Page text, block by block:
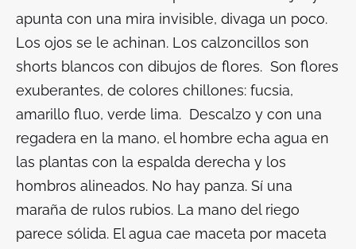
apunta con una mira invisible, divaga un poco.
Los ojos se le achinan. Los calzoncillos son
shorts blancos con dibujos de flores. Son flores
exuberantes, de colores chillones: fucsia,
amarillo fluo, verde lima. Descalzo y con una
regadera en la mano, el hombre echa agua en
las plantas con la espalda derecha y los
hombros alineados. No hay panza. Sí una
maraña de rulos rubios. La mano del riego
parece sólida. El agua cae maceta por maceta